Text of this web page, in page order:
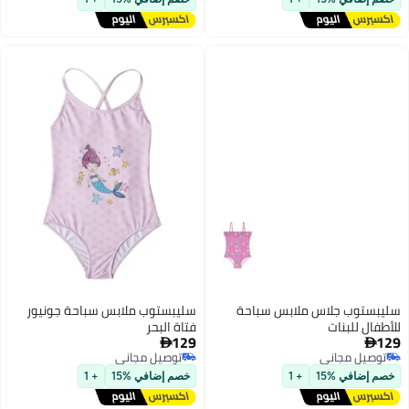
سليبستوب جلاس ملابس سباحة
للأطفال للبنات
129
توصيل مجاني
توصيل مجاني
خصم إضافي %15 + 1
سليبستوب ملابس سباحة جونيور
فتاة البحر
129
توصيل مجاني
توصيل مجاني
خصم إضافي %15 + 1